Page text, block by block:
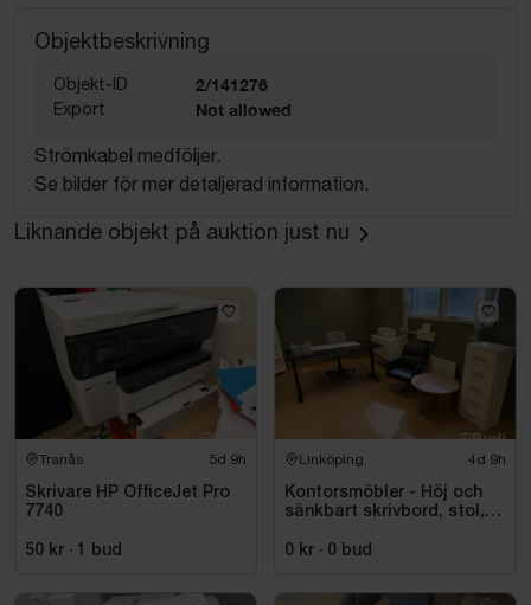
Objektbeskrivning
Objekt-ID 2/141276
Export Not allowed
Strömkabel medföljer.
Se bilder för mer detaljerad information.
Liknande objekt på auktion just nu
Tranås 5d 9h
Skrivare HP OfficeJet Pro
7740
50 kr · 1 bud
Linköping 4d 9h
Kontorsmöbler - Höj och
sänkbart skrivbord, stol,
0 kr · 0 bud